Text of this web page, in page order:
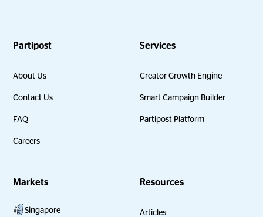
Partipost
About Us
Contact Us
FAQ
Careers
Services
Creator Growth Engine
Smart Campaign Builder
Partipost Platform
Markets
Singapore
Resources
Articles